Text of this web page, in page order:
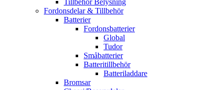
Tillbehör Belysning
Fordonsdelar & Tillbehör
Batterier
Fordonsbatterier
Global
Tudor
Småbatterier
Batteritillbehör
Batteriladdare
Bromsar